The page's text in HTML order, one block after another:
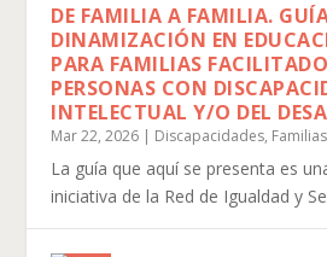
DE FAMILIA A FAMILIA.
DINAMIZACIÓN EN
PARA FAMILIAS
PERSONAS CON
INTELECTUAL Y/O DEL
Mar 22, 2026 | Discapacidades, Familias
La guía que aquí se presenta es
iniciativa de la Red de Igualdad y